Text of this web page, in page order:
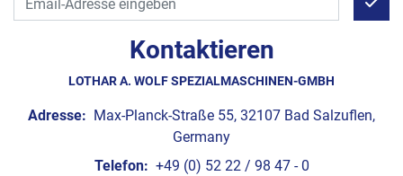
Kontaktieren
LOTHAR A. WOLF SPEZIALMASCHINEN-GMBH
Adresse: Max-Planck-Straße 55, 32107 Bad Salzuflen,
Germany
Telefon: +49 (0) 52 22 / 98 47 - 0